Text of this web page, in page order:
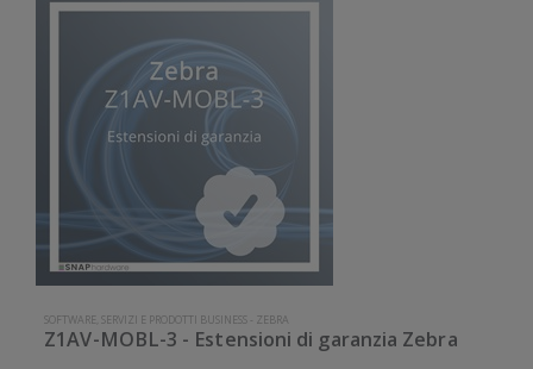
SOFTWARE, SERVIZI E PRODOTTI BUSINESS - ZEBRA
Z1AV-MOBL-3 - Estensioni di garanzia Zebra